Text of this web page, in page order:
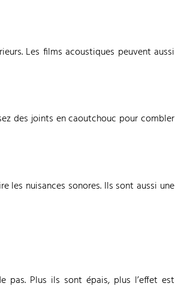
Les films acoustiques peuvent aussi
des joints en caoutchouc pour combler
les nuisances sonores. Ils sont aussi une
Plus ils sont épais, plus l’effet est